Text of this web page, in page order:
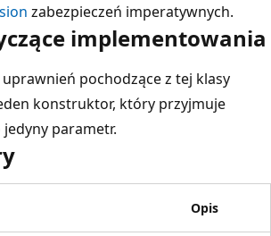
zabezpieczeń imperatywnych.
implementowania
pochodzące z tej klasy
konstruktor, który przyjmuje
jedyny parametr.
Opis